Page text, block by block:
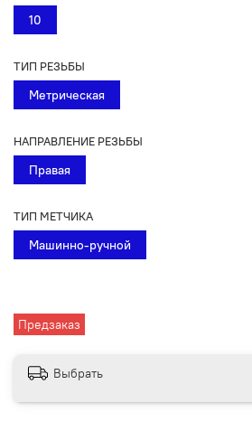
Предзаказ
10
ТИП РЕЗЬБЫ
Метрическая
НАПРАВЛЕНИЕ РЕЗЬБЫ
Правая
ТИП МЕТЧИКА
Машинно-ручной
Выбрать